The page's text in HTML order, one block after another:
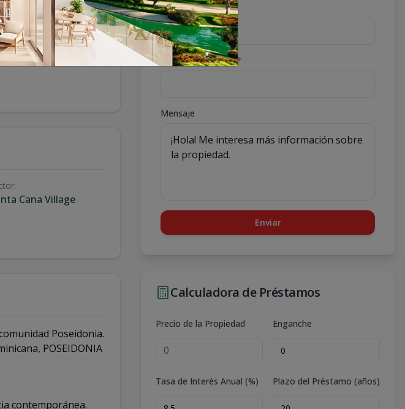
:
Cana Village
Poseidonia.
POSEIDONIA
contemporánea.
Teléfono*
Correo Electrónico*
Mensaje
Enviar
Calculadora de Préstamos
Precio de la Propiedad Enganche
Tasa de Interés Anual (%) Plazo del Préstamo (años)